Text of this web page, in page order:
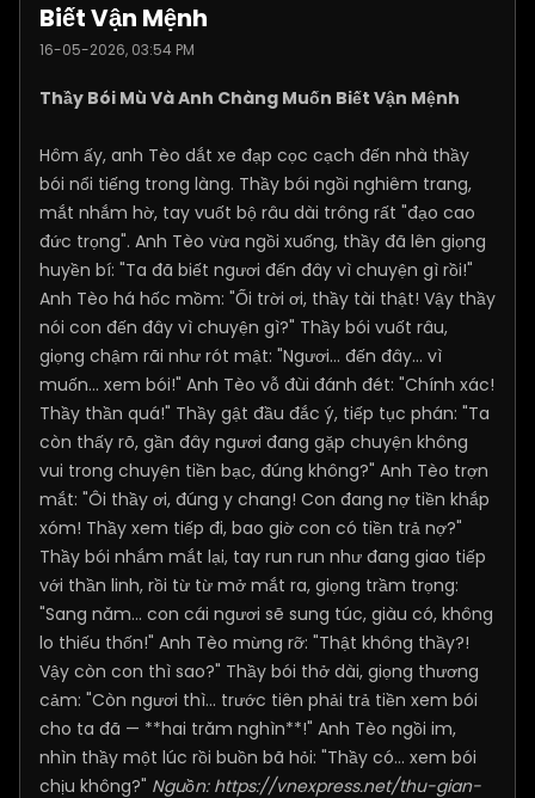
Biết Vận Mệnh
16-05-2026, 03:54 PM
Thầy Bói Mù Và Anh Chàng Muốn Biết Vận Mệnh
Hôm ấy, anh Tèo dắt xe đạp cọc cạch đến nhà thầy
bói nổi tiếng trong làng. Thầy bói ngồi nghiêm trang,
mắt nhắm hờ, tay vuốt bộ râu dài trông rất "đạo cao
đức trọng". Anh Tèo vừa ngồi xuống, thầy đã lên giọng
huyền bí: "Ta đã biết ngươi đến đây vì chuyện gì rồi!"
Anh Tèo há hốc mồm: "Ối trời ơi, thầy tài thật! Vậy thầy
nói con đến đây vì chuyện gì?" Thầy bói vuốt râu,
giọng chậm rãi như rót mật: "Ngươi... đến đây... vì
muốn... xem bói!" Anh Tèo vỗ đùi đánh đét: "Chính xác!
Thầy thần quá!" Thầy gật đầu đắc ý, tiếp tục phán: "Ta
còn thấy rõ, gần đây ngươi đang gặp chuyện không
vui trong chuyện tiền bạc, đúng không?" Anh Tèo trợn
mắt: "Ôi thầy ơi, đúng y chang! Con đang nợ tiền khắp
xóm! Thầy xem tiếp đi, bao giờ con có tiền trả nợ?"
Thầy bói nhắm mắt lại, tay run run như đang giao tiếp
với thần linh, rồi từ từ mở mắt ra, giọng trầm trọng:
"Sang năm... con cái ngươi sẽ sung túc, giàu có, không
lo thiếu thốn!" Anh Tèo mừng rỡ: "Thật không thầy?!
Vậy còn con thì sao?" Thầy bói thở dài, giọng thương
cảm: "Còn ngươi thì... trước tiên phải trả tiền xem bói
cho ta đã — **hai trăm nghìn**!" Anh Tèo ngồi im,
nhìn thầy một lúc rồi buồn bã hỏi: "Thầy có... xem bói
chịu không?" Nguồn: https://vnexpress.net/thu-gian-